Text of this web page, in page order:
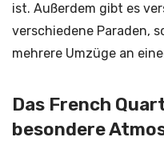
ist. Außerdem gibt es
verschiedene Paraden,
mehrere Umzüge an
Das French
besondere